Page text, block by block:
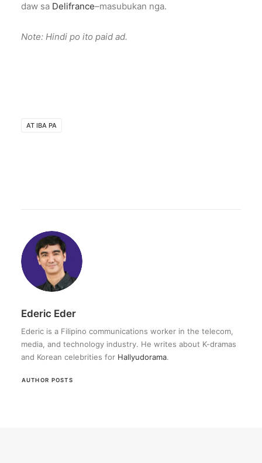
daw sa Delifrance–masubukan nga.
Note: Hindi po ito paid ad.
AT IBA PA
Ederic Eder
Ederic is a Filipino communications worker in the telecom,
media, and technology industry. He writes about K-dramas
and Korean celebrities for Hallyudorama.
AUTHOR POSTS